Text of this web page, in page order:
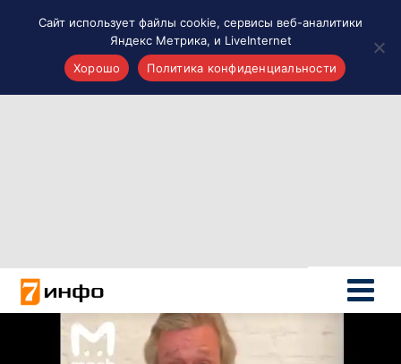
Новости России
Политика
Новости мира
Все материалы 7инфо
Сайт использует файлы cookie, сервисы веб-аналитики
Яндекс Метрика, и LiveInternet
Хорошо
Политика конфиденциальности